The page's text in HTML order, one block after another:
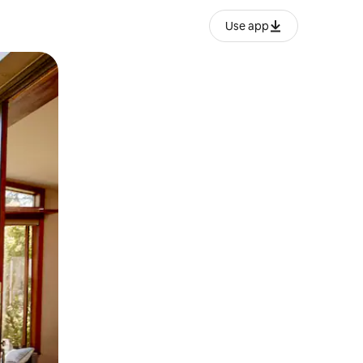
Use app
kidole kwenye ishara.